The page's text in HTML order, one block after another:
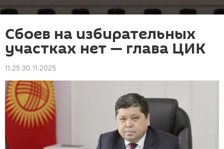
Сбоев на избирательных
участках нет — глава ЦИК
11:25 30.11.2025